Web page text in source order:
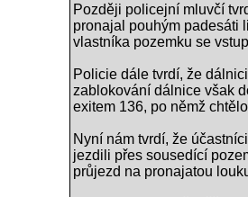
Později policejní mluvčí
pronajal pouhým padesáti
vlastníka pozemku se
Policie dále tvrdí, že
zablokování dálnice však
exitem 136, po němž
Nyní nám tvrdí, že
jezdili přes sousedící
průjezd na pronajatou